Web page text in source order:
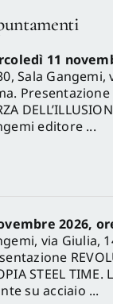
11
Sala Gangemi,
editore ...
2026,
via Giulia,
STEEL
su acciaio ...